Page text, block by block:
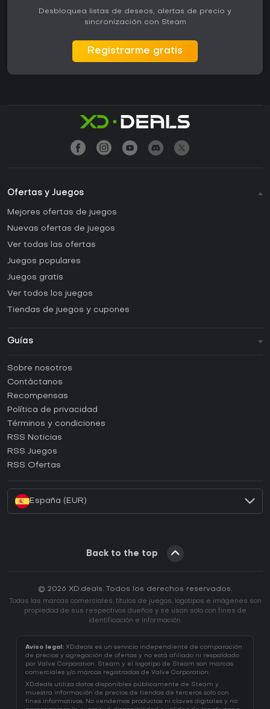
Desbloquea listas de deseos, alertas de precio y
sincronización con Steam
Registrarme gratis
Ofertas y Juegos
Mejores ofertas de juegos
Nuevas ofertas de juegos
Ver todas las ofertas
Juegos populares
Juegos gratis
Ver todos los juegos
Tiendas de juegos y cupones
Guías
Guías y tutoriales
¿Cómo activar una CD Key de Steam?
¿Cómo activar una CD Key de Epic Games?
¿Cómo activar una CD Key de GOG?
¿Cómo activar una CD Key de Ubisoft Connect?
Sobre nosotros
Contáctanos
Recompensas
Política de privacidad
Términos y condiciones
RSS Noticias
RSS Juegos
RSS Ofertas
España (EUR)
Back to the top
© 2026 XD.deals. Todos los derechos reservados.
Todas las marcas comerciales, títulos de juegos, logotipos e imágenes son
propiedad de sus respectivos dueños y se usan solo con fines de
identificación e información.
Aviso legal: XD.deals es un servicio independiente de comparación
de precios y agregación de ofertas y no está afiliado ni respaldado
por Valve Corporation. Steam y el logotipo de Steam son marcas
comerciales y/o marcas registradas de Valve Corporation.
XD.deals utiliza datos disponibles públicamente de Steam y
muestra información de precios de tiendas de terceros solo con
fines informativos. No vendemos productos ni claves digitales y no